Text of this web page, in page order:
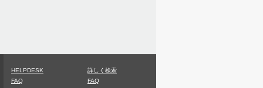
HELPDESK
FAQ
詳しく検索
FAQ